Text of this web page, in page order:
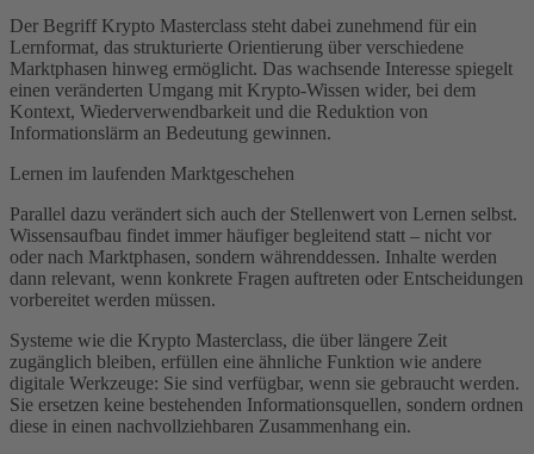
Der Begriff Krypto Masterclass steht dabei zunehmend für ein
Lernformat, das strukturierte Orientierung über verschiedene
Marktphasen hinweg ermöglicht. Das wachsende Interesse spiegelt
einen veränderten Umgang mit Krypto-Wissen wider, bei dem
Kontext, Wiederverwendbarkeit und die Reduktion von
Informationslärm an Bedeutung gewinnen.
Lernen im laufenden Marktgeschehen
Parallel dazu verändert sich auch der Stellenwert von Lernen selbst.
Wissensaufbau findet immer häufiger begleitend statt – nicht vor
oder nach Marktphasen, sondern währenddessen. Inhalte werden
dann relevant, wenn konkrete Fragen auftreten oder Entscheidungen
vorbereitet werden müssen.
Systeme wie die Krypto Masterclass, die über längere Zeit
zugänglich bleiben, erfüllen eine ähnliche Funktion wie andere
digitale Werkzeuge: Sie sind verfügbar, wenn sie gebraucht werden.
Sie ersetzen keine bestehenden Informationsquellen, sondern ordnen
diese in einen nachvollziehbaren Zusammenhang ein.